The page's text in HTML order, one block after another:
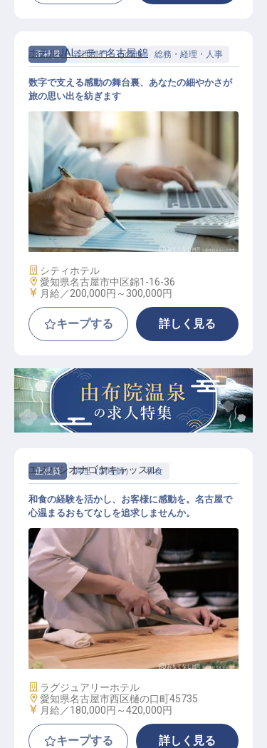
正社員 管理部門・その他 総務・経理・人事
経理・総務アシスタント
ホテルJALシティ名古屋 錦
数字で支える感動の舞台裏、あなたの細やかさが
旅の思い出を紡ぎます
施設業態
シティホテル
勤務地
愛知県名古屋市中区錦1-16-36
給与
月給／200,000円～ 300,000円
キープする 詳しく見る
正社員 調理（調理師） 和食
和食料理
エスパシオナゴヤキャッスル
和食の経験を活かし、お客様に感動を。名古屋で
心温まるおもてなしを追求しませんか。
施設業態
ラグジュアリーホテル
勤務地
愛知県名古屋市西区樋の口町45735
給与
月給／180,000円～420,000円
キープする 詳しく見る